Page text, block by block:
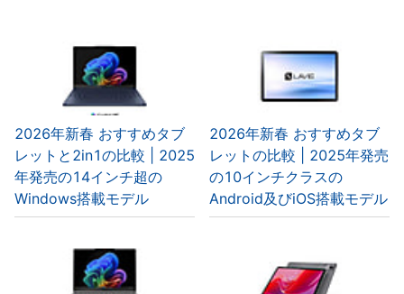
2026年新春 おすすめタブ
レットと2in1の比較 | 2025
年発売の14インチ超の
Windows搭載モデル
2026年新春 おすすめタブ
レットの比較 | 2025年発売
の10インチクラスの
Android及びiOS搭載モデル